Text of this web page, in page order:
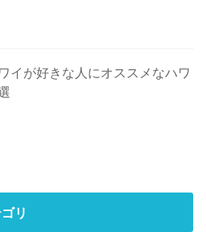
イが好きな人にオススメなハワ
リ